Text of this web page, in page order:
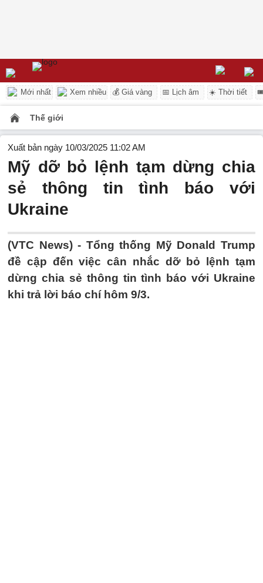
Mới nhất Xem nhiều 💰 Giá vàng 📅 Lịch âm ☀️ Thời tiết
Thế giới
Xuất bản ngày 10/03/2025 11:02 AM
Mỹ dỡ bỏ lệnh tạm dừng chia
sẻ thông tin tình báo với
Ukraine
(VTC News) - Tổng thống Mỹ Donald Trump
đề cập đến việc cân nhắc dỡ bỏ lệnh tạm
dừng chia sẻ thông tin tình báo với Ukraine
khi trả lời báo chí hôm 9/3.